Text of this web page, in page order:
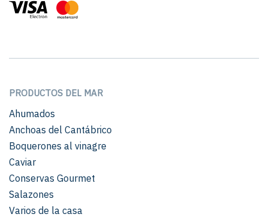
PRODUCTOS DEL MAR
Ahumados
Anchoas del Cantábrico
Boquerones al vinagre
Caviar
Conservas Gourmet
Salazones
Varios de la casa